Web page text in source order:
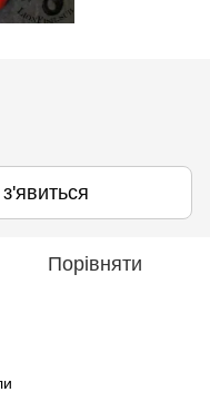
Порівняти